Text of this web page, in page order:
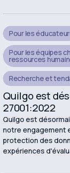
Pour les
Pour les équipes
ressources
Recherche et
Quilgo est
27001:2022
Quilgo est
notre engagement
protection des
expériences